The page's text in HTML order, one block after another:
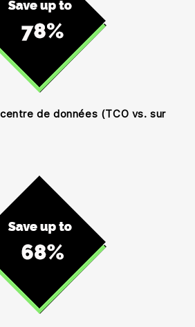
de données (TCO vs. sur